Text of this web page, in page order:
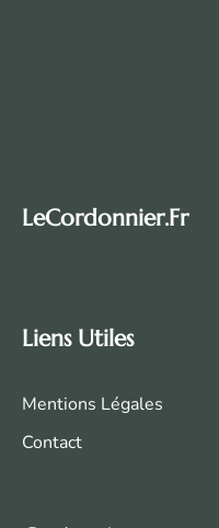
LeCordonnier.fr
Liens Utiles
Mentions Légales
Contact